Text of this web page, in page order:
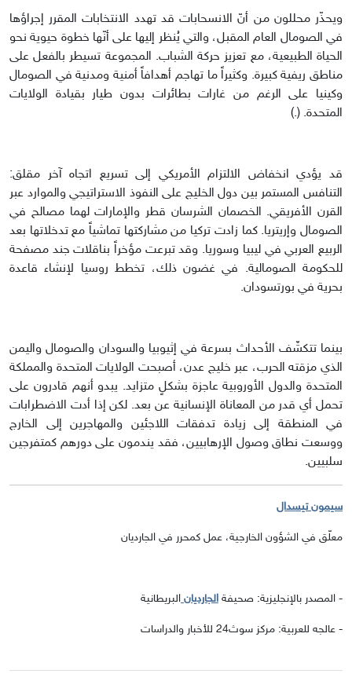
ويحذّر محللون من أنّ الانسحابات قد تهدد الانتخابات المقرر إجراؤها
في الصومال العام المقبل، والتي يُنظر إليها على أنّها خطوة حيوية نحو
الحياة الطبيعية، مع تعزيز حركة الشباب. المجموعة تسيطر بالفعل على
مناطق ريفية كبيرة. وكثيراً ما تهاجم أهدافاً أمنية ومدنية في الصومال
وكينيا على الرغم من غارات بطائرات بدون طيار بقيادة الولايات
المتحدة. (.)
قد يؤدي انخفاض الالتزام الأمريكي إلى تسريع اتجاه آخر مقلق:
التنافس المستمر بين دول الخليج على النفوذ الاستراتيجي والموارد عبر
القرن الأفريقي. الخصمان الشرسان قطر والإمارات لهما مصالح في
الصومال وإريتريا. كما زادت تركيا من مشاركتها تماشياً مع تدخلاتها بعد
الربيع العربي في ليبيا وسوريا. وقد تبرعت مؤخراً بناقلات جند مصفحة
للحكومة الصومالية. في غضون ذلك، تخطط روسيا لإنشاء قاعدة
بحرية في بورتسودان.
بينما تتكشّف الأحداث بسرعة في إثيوبيا والسودان والصومال واليمن
الذي مزقته الحرب، عبر خليج عدن، أصبحت الولايات المتحدة والمملكة
المتحدة والدول الأوروبية عاجزة بشكلٍ متزايد. يبدو أنهم قادرون على
تحمل أي قدر من المعاناة الإنسانية عن بعد. لكن إذا أدت الاضطرابات
في المنطقة إلى زيادة تدفقات اللاجئين والمهاجرين إلى الخارج
ووسعت نطاق وصول الإرهابيين، فقد يندمون على دورهم كمتفرجين
سلبيين.
سيمون تيسدال
معلّق في الشؤون الخارجية، عمل كمحرر في الجارديان
- المصدر بالإنجليزية: صحيفة الجارديان البريطانية
- عالجه للعربية: مركز سوث24 للأخبار والدراسات